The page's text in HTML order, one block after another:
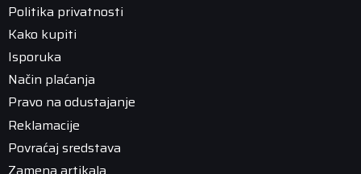
Politika privatnosti
Kako kupiti
Isporuka
Način plaćanja
Pravo na odustajanje
Reklamacije
Povraćaj sredstava